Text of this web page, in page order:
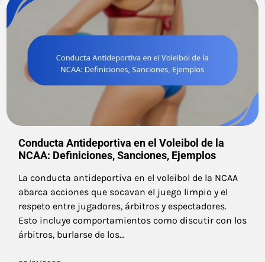
Conducta Antideportiva en el Voleibol de la
NCAA: Definiciones, Sanciones, Ejemplos
La conducta antideportiva en el voleibol de la NCAA
abarca acciones que socavan el juego limpio y el
respeto entre jugadores, árbitros y espectadores.
Esto incluye comportamientos como discutir con los
árbitros, burlarse de los…